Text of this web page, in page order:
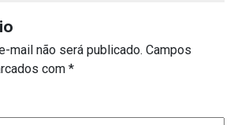
mail não será publicado. Campos
com *